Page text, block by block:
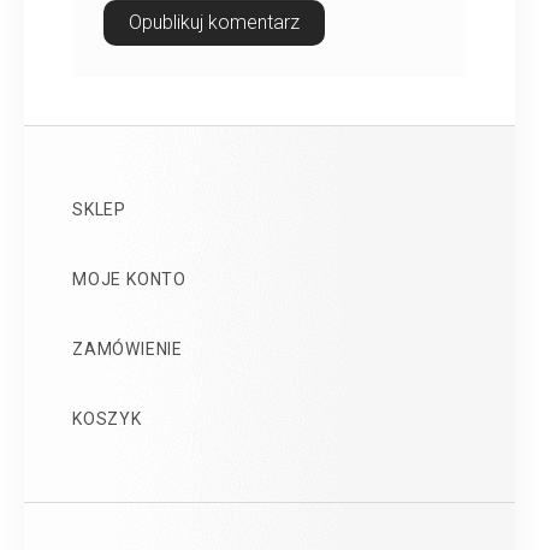
SKLEP
MOJE KONTO
ZAMÓWIENIE
KOSZYK